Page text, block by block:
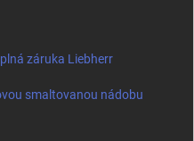
záruka Liebherr
smaltovanou nádobu